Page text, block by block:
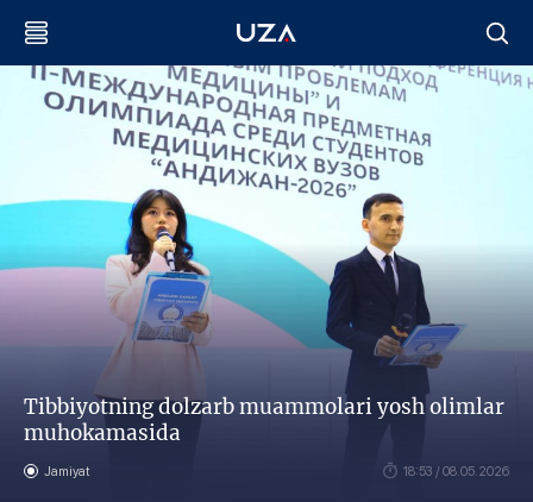
Tibbiyotning dolzarb muammolari yosh olimlar
muhokamasida
Jamiyat 18:53 / 08.05.2026